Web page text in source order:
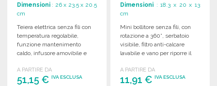
Dimensioni : 26 x 23.5 x 20.5
cm
Teiera elettrica senza fili con
temperatura regolabile,
funzione mantenimento
caldo, infusore amovibile e
23,5 x 20,5 x 26 cm.
A PARTIRE DA
51,15 € IVA ESCLUSA
Dimensioni : 18.3 x 20 x 13
cm
Mini bollitore senza fili, con
rotazione a 360°, serbatoio
visibile, filtro anti-calcare
lavabile e vano per riporre il
18,3 cm.
A PARTIRE DA
11,91 €IVA ESCLUSA